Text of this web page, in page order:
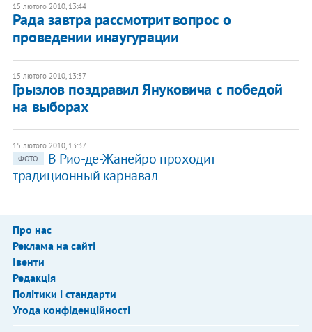
15 лютого 2010, 13:44
Рада завтра рассмотрит вопрос о
проведении инаугурации
15 лютого 2010, 13:37
Грызлов поздравил Януковича с победой
на выборах
15 лютого 2010, 13:37
ФОТО
В Рио-де-Жанейро проходит
традиционный карнавал
Про нас
Реклама на сайті
Івенти
Редакція
Політики і стандарти
Угода конфіденційності